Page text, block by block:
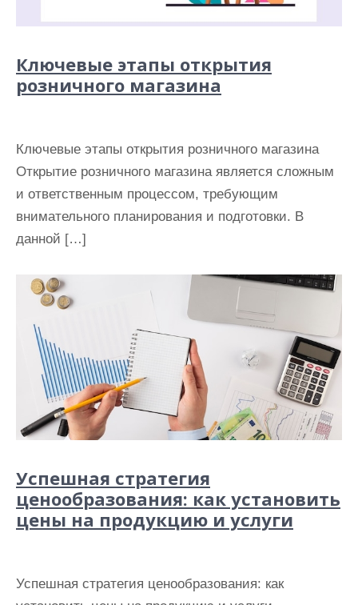
Ключевые этапы открытия
розничного магазина
Ключевые этапы открытия розничного магазина
Открытие розничного магазина является сложным
и ответственным процессом, требующим
внимательного планирования и подготовки. В
данной […]
Успешная стратегия
ценообразования: как установить
цены на продукцию и услуги
Успешная стратегия ценообразования: как